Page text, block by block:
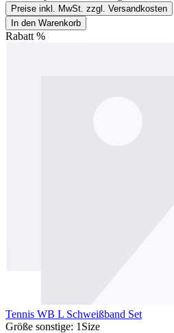
Preise inkl. MwSt. zzgl. Versandkosten
In den Warenkorb
Rabatt %
Tennis WB L Schweißband Set
Größe sonstige: 1Size